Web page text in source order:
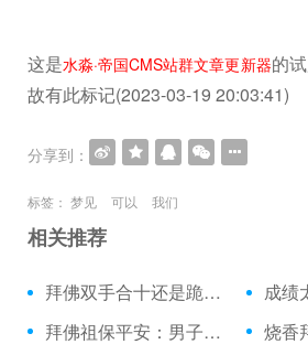
这是水淼·帝国CMS站群文章更新器的
故有此标记(2023-03-19 20:03:41)
分享到：
标签： 梦见 可以 我们
相关推荐
拜佛双手合十还是跪拜：绕佛和拜佛的功德
拜佛祖保平安：男子诚心拜佛